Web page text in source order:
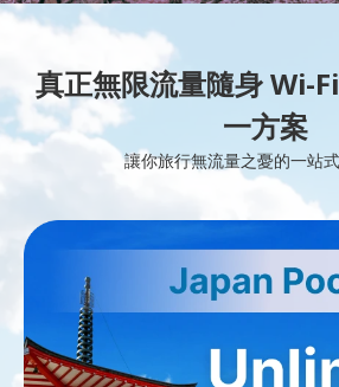
真正無限流量隨身
一方案
讓你旅行無流量之憂的一站